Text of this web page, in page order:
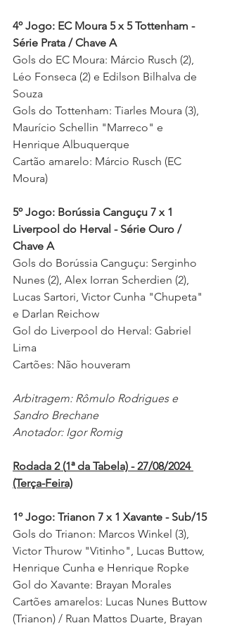
4º Jogo: EC Moura 5 x 5 Tottenham -
Série Prata / Chave A
Gols do EC Moura: Márcio Rusch (2),
Léo Fonseca (2) e Edilson Bilhalva de
Souza
Gols do Tottenham: Tiarles Moura (3),
Maurício Schellin "Marreco" e
Henrique Albuquerque
Cartão amarelo: Márcio Rusch (EC
Moura)
5º Jogo: Borússia Canguçu 7 x 1
Liverpool do Herval - Série Ouro /
Chave A
Gols do Borússia Canguçu: Serginho
Nunes (2), Alex Iorran Scherdien (2),
Lucas Sartori, Victor Cunha "Chupeta"
e Darlan Reichow
Gol do Liverpool do Herval: Gabriel
Lima
Cartões: Não houveram
Arbitragem: Rômulo Rodrigues e
Sandro Brechane
Anotador: Igor Romig
Rodada 2 (1ª da Tabela) - 27/08/2024
(Terça-Feira)
1º Jogo: Trianon 7 x 1 Xavante - Sub/15
Gols do Trianon: Marcos Winkel (3),
Victor Thurow "Vitinho", Lucas Buttow,
Henrique Cunha e Henrique Ropke
Gol do Xavante: Brayan Morales
Cartões amarelos: Lucas Nunes Buttow
(Trianon) / Ruan Mattos Duarte, Brayan